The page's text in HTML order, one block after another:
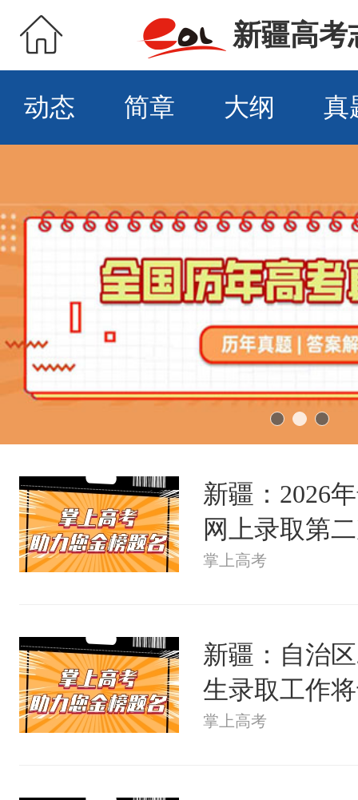
新疆高考
动态 简章 大纲 真
新疆：2026
网上录取第
掌上高考
新疆：自治
生录取工作
掌上高考